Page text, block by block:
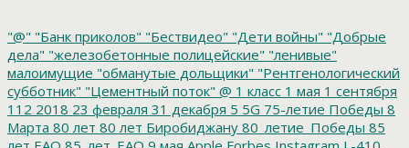
"@" "Банк приколов" "Бествидео" "Дети войны" "Добрые
дела" "железобетонные полицейские" "ленивые"
малоимущие "обманутые дольщики" "Рентгенологический
субботник" "Цементный поток" @ 1 класс 1 мая 1 сентября
112 2018 23 февраля 31 декабря 5 5G 75-летие Победы 8
Марта 80 лет 80 лет Биробиджану 80_летие_Победы 85